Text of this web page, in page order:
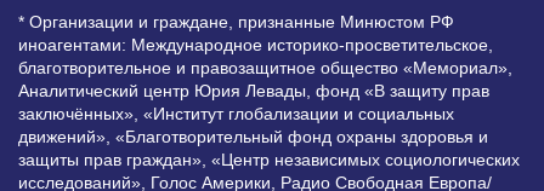
* Организации и граждане, признанные Минюстом РФ
иноагентами: Международное историко-просветительское,
благотворительное и правозащитное общество «Мемориал»,
Аналитический центр Юрия Левады, фонд «В защиту прав
заключённых», «Институт глобализации и социальных
движений», «Благотворительный фонд охраны здоровья и
защиты прав граждан», «Центр независимых социологических
исследований», Голос Америки, Радио Свободная Европа/